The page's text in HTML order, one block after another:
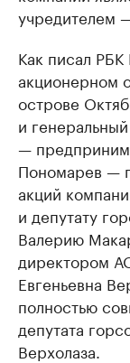
учредителем
Как писал РБК
акционерном
острове
и
—
Пономарев —
акций
и депутату
Валерию
директором
Евгеньевна
полностью
депутата
Верхолаза.